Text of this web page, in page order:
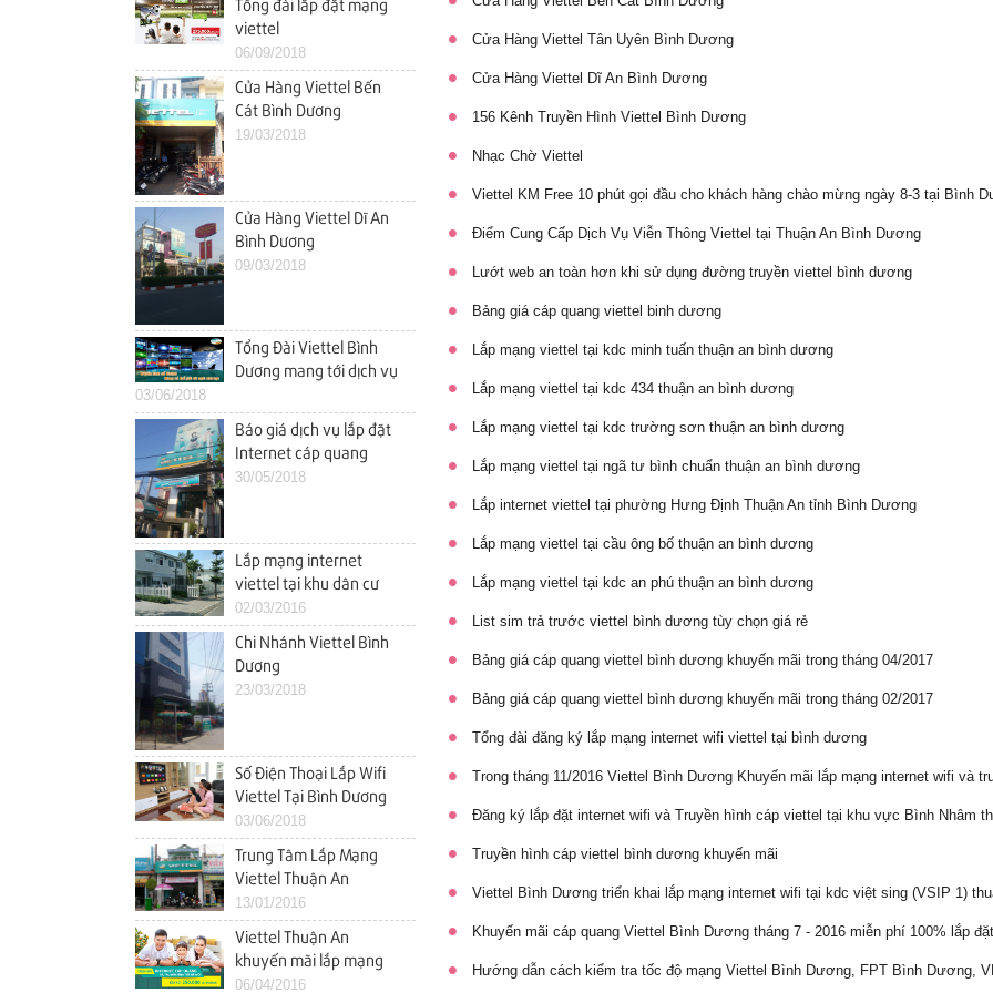
Tổng đài lắp đặt mạng
viettel
06/09/2018
Cửa Hàng Viettel Bến
Cát Bình Dương
19/03/2018
Cửa Hàng Viettel Dĩ An
Bình Dương
09/03/2018
Tổng Đài Viettel Bình
Dương mang tới dịch vụ
03/06/2018
Báo giá dịch vụ lắp đặt
Internet cáp quang
viettel dĩ an cho hộ gia
30/05/2018
Lắp mạng internet
viettel tại khu dân cư
Nam Long (Ehome 4)
vĩnh phú thuận an bình
dương
02/03/2016
Chi Nhánh Viettel Bình
Dương
23/03/2018
Số Điện Thoại Lắp Wifi
Viettel Tại Bình Dương
Tốt Nhất
03/06/2018
Trung Tâm Lắp Mạng
Viettel Thuận An
Khuyến Mãi Tháng
1/2016 Khu vực Lái
thiêu, Bình Đáng, Bình
Hòa, An Phú, An Thạnh,
13/01/2016
Viettel Thuận An
khuyến mãi lắp mạng
internet wifi
06/04/2016
Cửa Hàng Viettel Tân Uyên Bình Dương
Cửa Hàng Viettel Dĩ An Bình Dương
156 Kênh Truyền Hình Viettel Bình Dương
Nhạc Chờ Viettel
Viettel KM Free 10 phút gọi đầu cho khách hàng chào mừng ngày 8-3 tại Bình
Điểm Cung Cấp Dịch Vụ Viễn Thông Viettel tại Thuận An Bình Dương
Lướt web an toàn hơn khi sử dụng đường truyền viettel bình dương
Bảng giá cáp quang viettel binh dương
Lắp mạng viettel tại kdc minh tuấn thuận an bình dương
Lắp mạng viettel tại kdc 434 thuận an bình dương
Lắp mạng viettel tại kdc trường sơn thuận an bình dương
Lắp mạng viettel tại ngã tư bình chuẩn thuận an bình dương
Lắp internet viettel tại phường Hưng Định Thuận An tỉnh Bình Dương
Lắp mạng viettel tại cầu ông bố thuận an bình dương
Lắp mạng viettel tại kdc an phú thuận an bình dương
List sim trả trước viettel bình dương tùy chọn giá rẻ
Bảng giá cáp quang viettel bình dương khuyến mãi trong tháng 04/2017
Bảng giá cáp quang viettel bình dương khuyến mãi trong tháng 02/2017
Tổng đài đăng ký lắp mạng internet wifi viettel tại bình dương
Trong tháng 11/2016 Viettel Bình Dương Khuyến mãi lắp mạng internet wifi và
Đăng ký lắp đặt internet wifi và Truyền hình cáp viettel tại khu vực Bình Nhâm
Truyền hình cáp viettel bình dương khuyến mãi
Viettel Bình Dương triển khai lắp mạng internet wifi tại kdc việt sing (VSIP 1)
Khuyến mãi cáp quang Viettel Bình Dương tháng 7 - 2016 miễn phí 100% lắp
Hướng dẫn cách kiểm tra tốc độ mạng Viettel Bình Dương, FPT Bình Dương,